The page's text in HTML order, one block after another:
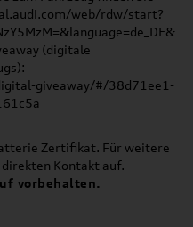
web/rdw/start?
(digitale
giveaway/#/38d71ee1-
Zertifikat. Für weitere
Kontakt auf.
vorbehalten.